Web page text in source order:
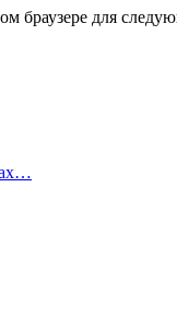
браузере для